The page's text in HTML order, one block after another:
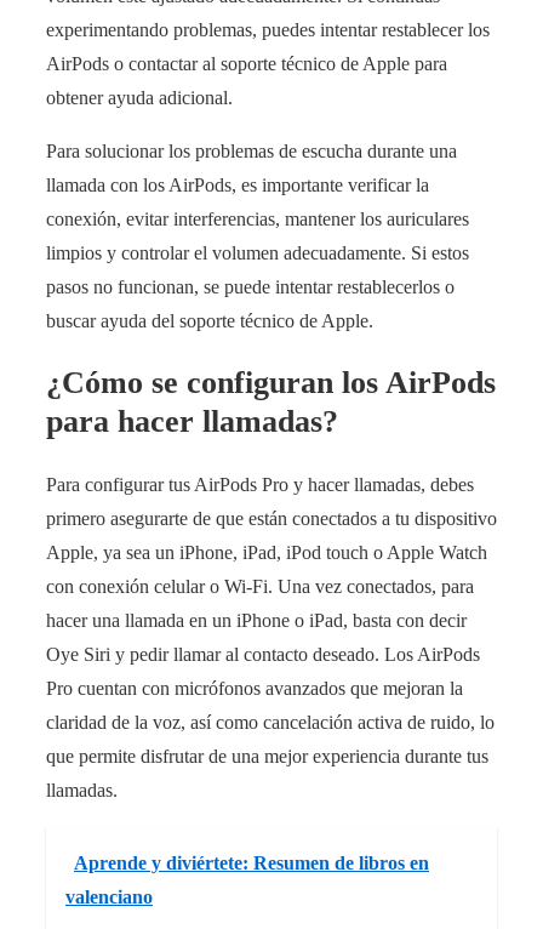
experimentando problemas, puedes intentar restablecer los
AirPods o contactar al soporte técnico de Apple para
obtener ayuda adicional.
Para solucionar los problemas de escucha durante una
llamada con los AirPods, es importante verificar la
conexión, evitar interferencias, mantener los auriculares
limpios y controlar el volumen adecuadamente. Si estos
pasos no funcionan, se puede intentar restablecerlos o
buscar ayuda del soporte técnico de Apple.
¿Cómo se configuran los AirPods
para hacer llamadas?
Para configurar tus AirPods Pro y hacer llamadas, debes
primero asegurarte de que están conectados a tu dispositivo
Apple, ya sea un iPhone, iPad, iPod touch o Apple Watch
con conexión celular o Wi-Fi. Una vez conectados, para
hacer una llamada en un iPhone o iPad, basta con decir
Oye Siri y pedir llamar al contacto deseado. Los AirPods
Pro cuentan con micrófonos avanzados que mejoran la
claridad de la voz, así como cancelación activa de ruido, lo
que permite disfrutar de una mejor experiencia durante tus
llamadas.
Aprende y diviértete: Resumen de libros en
valenciano